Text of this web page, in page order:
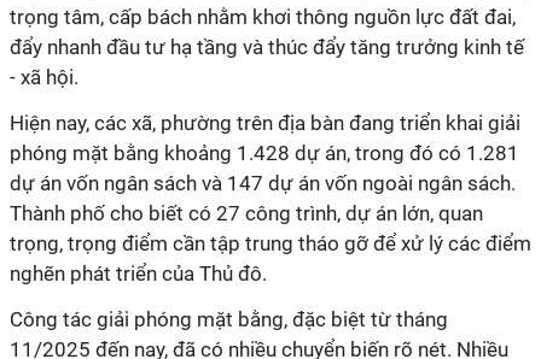
trọng tâm, cấp bách nhằm khơi thông nguồn lực đất đai,
đẩy nhanh đầu tư hạ tầng và thúc đẩy tăng trưởng kinh tế
- xã hội.
Hiện nay, các xã, phường trên địa bàn đang triển khai giải
phóng mặt bằng khoảng 1.428 dự án, trong đó có 1.281
dự án vốn ngân sách và 147 dự án vốn ngoài ngân sách.
Thành phố cho biết có 27 công trình, dự án lớn, quan
trọng, trọng điểm cần tập trung tháo gỡ để xử lý các điểm
nghẽn phát triển của Thủ đô.
Công tác giải phóng mặt bằng, đặc biệt từ tháng
11/2025 đến nay, đã có nhiều chuyển biến rõ nét. Nhiều